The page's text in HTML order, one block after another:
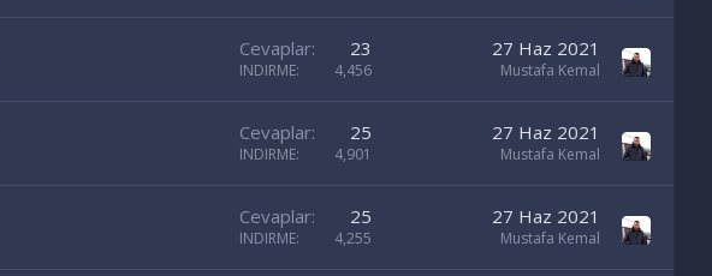
Cevaplar 23
INDIRME 4,456
27 Haz 2021
Mustafa Kemal
Cevaplar 25
INDIRME 4,901
27 Haz 2021
Mustafa Kemal
Cevaplar 25
INDIRME 4,255
27 Haz 2021
Mustafa Kemal